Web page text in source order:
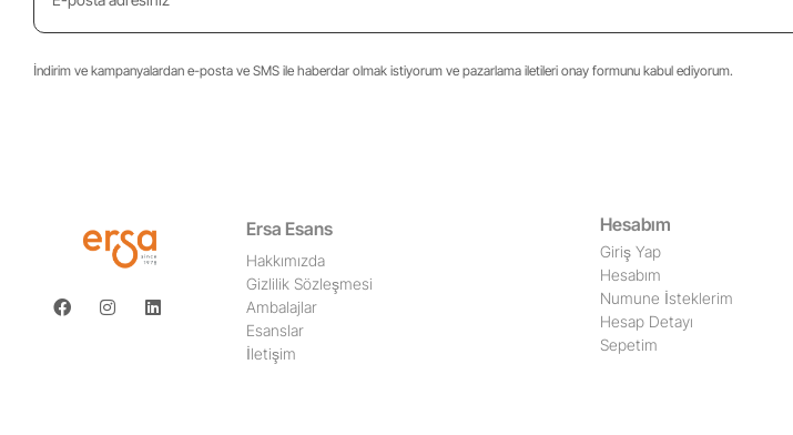
İndirim ve kampanyalardan e-posta ve SMS ile haberdar olmak istiyorum ve pazarlama iletileri onay formunu kabul ediyorum.
Ersa Esans
Hakkımızda
Gizlilik Sözleşmesi
Ambalajlar
Esanslar
İletişim
Hesabım
Giriş Yap
Hesabım
Numune İsteklerim
Hesap Detayı
Sepetim